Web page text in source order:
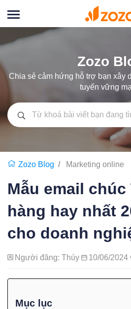
Zozo
Chia sẻ cảm hứng hỗ trợ bạn xây
tuyến vững
Zozo Blog Marketing online
Mẫu email chúc
hàng hay nhất
cho doanh
Người đăng: Thúy 10/06/2024
Mục lục